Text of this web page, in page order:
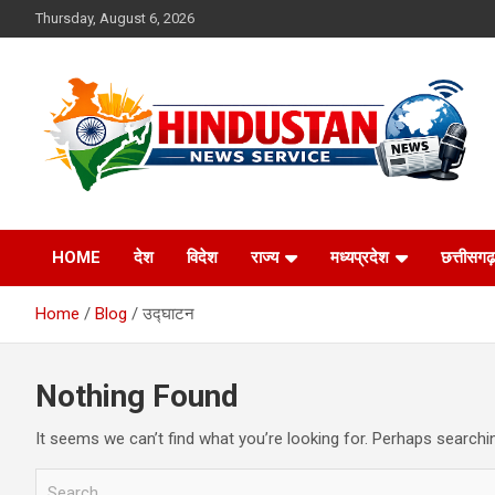
to
Thursday, August 6, 2026
Hindustan News
Service
HOME देश विदेश राज्य मध्यप्रदेश छत्तीसगढ़
Home Blog उद्घाटन
Nothing Found
It seems we can’t find what you’re looking for. Perhaps